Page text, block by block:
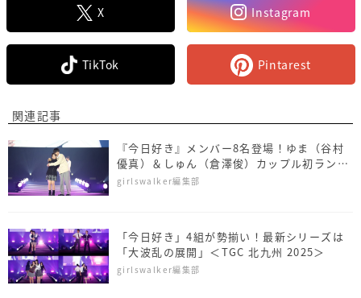
X Instagram
TikTok Pintarest
関連記事
『今日好き』メンバー8名登場！ゆま（谷村
優真）＆しゅん（倉澤俊）カップル初ランウ
ェイ＜SDGs推進 TGC しずおか 2026＞
girlswalker編集部
「今日好き」4組が勢揃い！最新シリーズは
「大波乱の展開」＜TGC 北九州 2025＞
girlswalker編集部